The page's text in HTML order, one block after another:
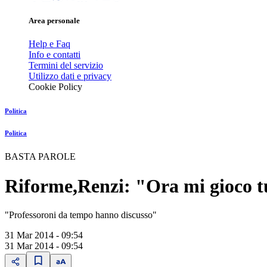
Area personale
Help e Faq
Info e contatti
Termini del servizio
Utilizzo dati e privacy
Cookie Policy
Politica
Politica
BASTA PAROLE
Riforme,Renzi: "Ora mi gioco
"Professoroni da tempo hanno discusso"
31 Mar 2014 - 09:54
31 Mar 2014 - 09:54